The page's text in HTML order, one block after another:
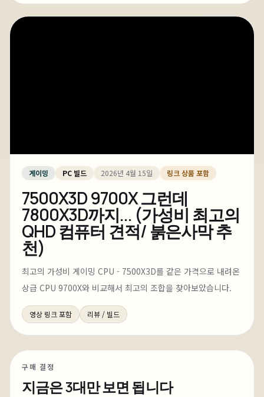
게이밍 PC 빌드 2026년 4월 15일 링크 상품 포함
7500X3D 9700X 그런데
7800X3D까지... (가성비 최고의
QHD 컴퓨터 견적/ 붉은사막 추
천)
최고의 가성비 게이밍 CPU - 7500X3D를 같은 가격으로 내려온
상급 CPU 9700X와 비교해서 최고의 조합을 찾아보았습니다.
영상 링크 포함 리뷰 / 빌드
구매 결정
지금은3대만 보면 됩니다